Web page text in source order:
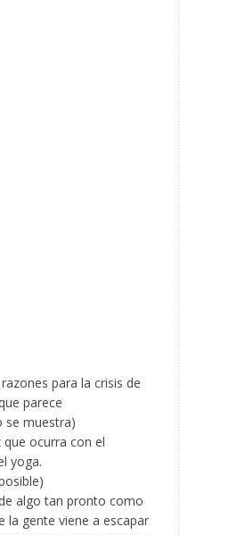
para la crisis de
parece
se muestra)
que ocurra con el
yoga.
algo tan pronto como
la gente viene a escapar